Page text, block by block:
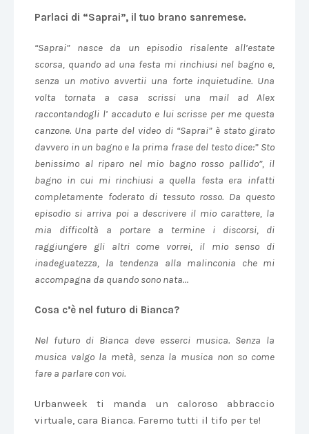
Parlaci di “Saprai”, il tuo brano sanremese.
“Saprai” nasce da un episodio risalente all’estate
scorsa, quando ad una festa mi rinchiusi nel bagno e,
senza un motivo avvertii una forte inquietudine. Una
volta tornata a casa scrissi una mail ad Alex
raccontandogli l’ accaduto e lui scrisse per me questa
canzone. Una parte del video di “Saprai” è stato girato
davvero in un bagno e la prima frase del testo dice:” Sto
benissimo al riparo nel mio bagno rosso pallido”, il
bagno in cui mi rinchiusi a quella festa era infatti
completamente foderato di tessuto rosso. Da questo
episodio si arriva poi a descrivere il mio carattere, la
mia difficoltà a portare a termine i discorsi, di
raggiungere gli altri come vorrei, il mio senso di
inadeguatezza, la tendenza alla malinconia che mi
accompagna da quando sono nata…
Cosa c’è nel futuro di Bianca?
Nel futuro di Bianca deve esserci musica. Senza la
musica valgo la metà, senza la musica non so come
fare a parlare con voi.
Urbanweek ti manda un caloroso abbraccio
virtuale, cara Bianca. Faremo tutti il tifo per te!